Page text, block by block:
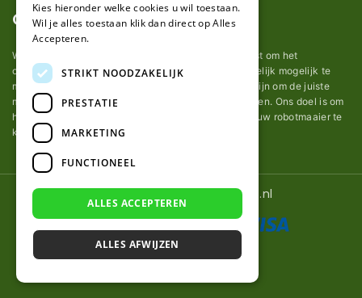
Over ons
Wij van robotmaaier-mesjes.nl doen ons uiterste best om het
onderhoud van robot grasmaaier mesjes zo gemakkelijk mogelijk te
maken. Uit ervaring merkten we hoe lastig het kan zijn om de juiste
messen voor een automatische grasmachine te vinden. Ons doel is om
het u makkelijk te maken om de goede mesjes voor uw robotmaaier te
kopen.
© 2026 Robotmaaier-mesjes.nl
Kies hieronder welke cookies u wil toestaan.
Wil je alles toestaan klik dan direct op Alles
Accepteren.
STRIKT NOODZAKELIJK
PRESTATIE
MARKETING
FUNCTIONEEL
ALLES ACCEPTEREN
ALLES AFWIJZEN